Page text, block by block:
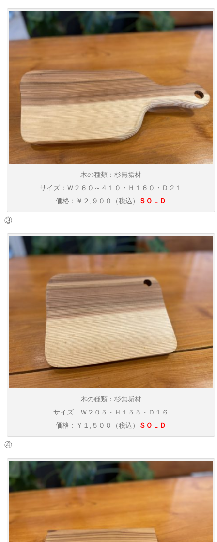
木の種類：杉無垢材
サイズ：Ｗ２６０～４１０・Ｈ１６０・Ｄ２１
価格：￥２,９００（税込）
ＳＯＬＤ
③
木の種類：杉無垢材
サイズ：Ｗ２０５・Ｈ１５５・Ｄ１６
価格：￥１,５００（税込）
ＳＯＬＤ
④